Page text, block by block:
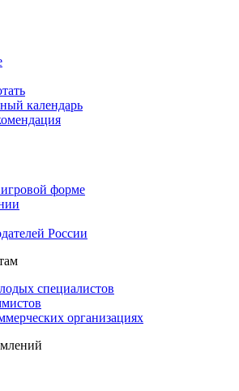
календарь
форме
России
специалистов
организациях